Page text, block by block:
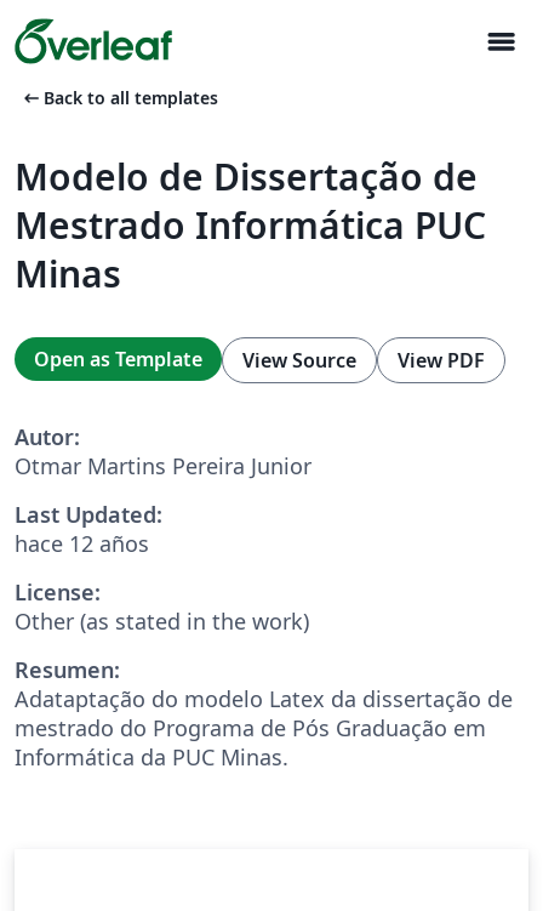
menu
arrow_left_alt Back to all templates
Modelo de Dissertação de
Mestrado Informática PUC
Minas
Open as Template View Source View PDF
Autor:
Otmar Martins Pereira Junior
Last Updated:
hace 12 años
License:
Other (as stated in the work)
Resumen:
Adataptação do modelo Latex da dissertação de
mestrado do Programa de Pós Graduação em
Informática da PUC Minas.